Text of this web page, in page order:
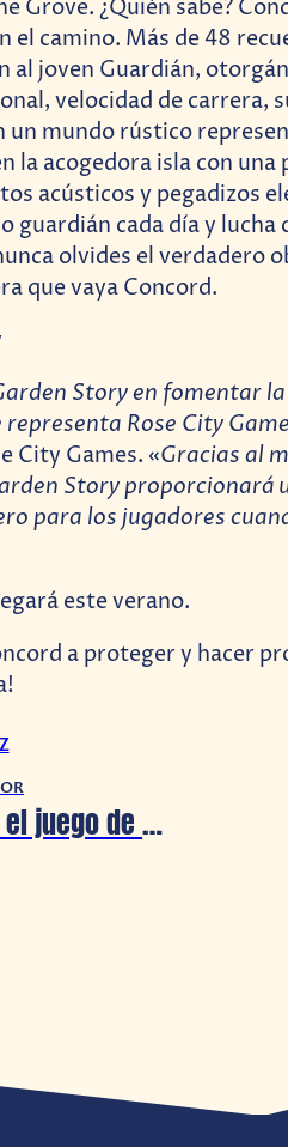
Grove. ¿Quién sabe?
el camino. Más de 48
al joven Guardián,
velocidad de carrera,
un mundo rústico
la acogedora isla con
acústicos y pegadizos
guardián cada día y
olvides el verdadero
que vaya Concord.
Story en fomentar
Rose City
City Games. «Gracias al
Story proporcionará
para los jugadores
este verano.
a proteger y hacer
Cloudscape, el juego de mazmorras ideado por un animador veterano de Bob Esponja, está disponible en Kickstarter